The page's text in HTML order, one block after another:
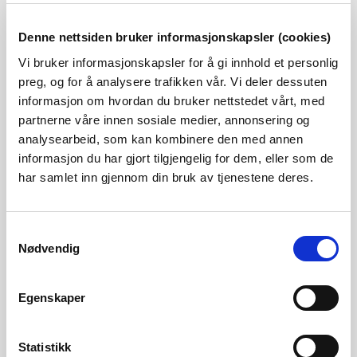
Denne nettsiden bruker informasjonskapsler (cookies)
Vi bruker informasjonskapsler for å gi innhold et personlig
preg, og for å analysere trafikken vår. Vi deler dessuten
informasjon om hvordan du bruker nettstedet vårt, med
partnerne våre innen sosiale medier, annonsering og
analysearbeid, som kan kombinere den med annen
informasjon du har gjort tilgjengelig for dem, eller som de
har samlet inn gjennom din bruk av tjenestene deres.
Nødvendig
Egenskaper
Statistikk
400 V
1000 V
11 kV
Nettselskapene vil normalt ikke få dispensasjon fra å
spenningsnivåer kan utvides.
Leveringsplikten gjelder ikke ut til